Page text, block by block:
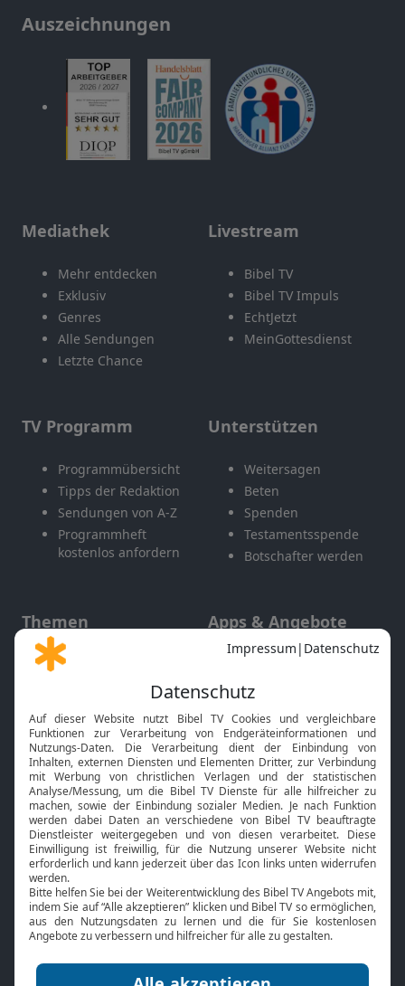
Auszeichnungen
Mediathek
Mehr entdecken
Exklusiv
Genres
Alle Sendungen
Letzte Chance
Livestream
Bibel TV
Bibel TV Impuls
EchtJetzt
MeinGottesdienst
TV Programm
Programmübersicht
Tipps der Redaktion
Sendungen von A-Z
Programmheft
kostenlos anfordern
Unterstützen
Weitersagen
Beten
Spenden
Testamentsspende
Botschafter werden
Themen
Gott und Bibel erklärt
Neuigkeiten
Apps & Angebote
Mobile App
Smart TV
HbbTV
Bibelthek Online-Bibel
Nächster Gottesdienst
Bibel TV
Über uns
Jobs
Mediadaten
Service
Kontakt
TV-Empfang